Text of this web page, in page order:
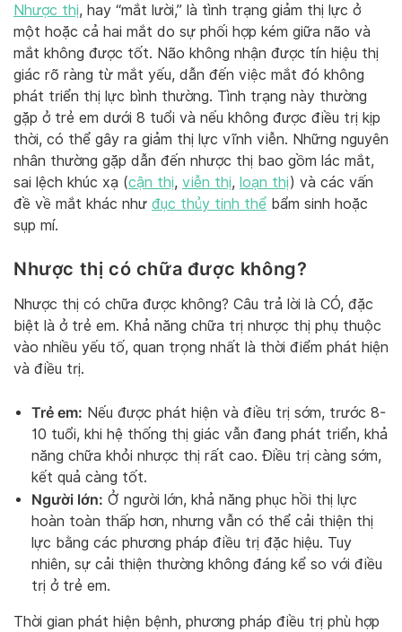
Nhược thị, hay “mắt lười,” là tình trạng giảm thị lực ở
một hoặc cả hai mắt do sự phối hợp kém giữa não và
mắt không được tốt. Não không nhận được tín hiệu thị
giác rõ ràng từ mắt yếu, dẫn đến việc mắt đó không
phát triển thị lực bình thường. Tình trạng này thường
gặp ở trẻ em dưới 8 tuổi và nếu không được điều trị kịp
thời, có thể gây ra giảm thị lực vĩnh viễn. Những nguyên
nhân thường gặp dẫn đến nhược thị bao gồm lác mắt,
sai lệch khúc xạ (cận thị, viễn thị, loạn thị) và các vấn
đề về mắt khác như đục thủy tinh thể bẩm sinh hoặc
sụp mí.
Nhược thị có chữa được không?
Nhược thị có chữa được không? Câu trả lời là CÓ, đặc
biệt là ở trẻ em. Khả năng chữa trị nhược thị phụ thuộc
vào nhiều yếu tố, quan trọng nhất là thời điểm phát hiện
và điều trị.
Trẻ em: Nếu được phát hiện và điều trị sớm, trước 8-
10 tuổi, khi hệ thống thị giác vẫn đang phát triển, khả
năng chữa khỏi nhược thị rất cao. Điều trị càng sớm,
kết quả càng tốt.
Người lớn: Ở người lớn, khả năng phục hồi thị lực
hoàn toàn thấp hơn, nhưng vẫn có thể cải thiện thị
lực bằng các phương pháp điều trị đặc hiệu. Tuy
nhiên, sự cải thiện thường không đáng kể so với điều
trị ở trẻ em.
Thời gian phát hiện bệnh, phương pháp điều trị phù hợp